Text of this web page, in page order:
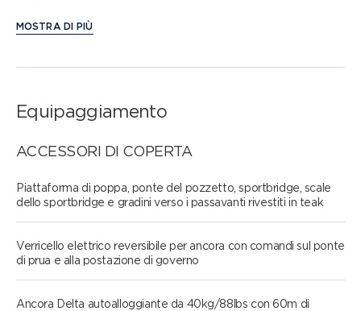
MOSTRA DI PIÙ
Equipaggiamento
ACCESSORI DI COPERTA
Piattaforma di poppa, ponte del pozzetto, sportbridge, scale
dello sportbridge e gradini verso i passavanti rivestiti in teak
Verricello elettrico reversibile per ancora con comandi sul ponte
di prua e alla postazione di governo
Ancora Delta autoalloggiante da 40kg/88lbs con 60m di